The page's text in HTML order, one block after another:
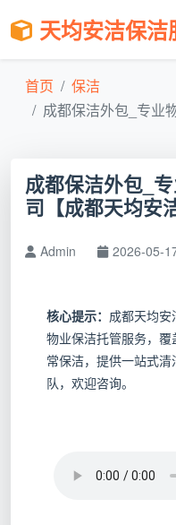
天均安洁保
首页
保洁
成都保洁外包_专业
成都保洁外包_
司【成都天均安
Admin 2026-05-
核心提示： 成都天均
物业保洁托管服务，
常保洁，提供一站式
队，欢迎咨询。